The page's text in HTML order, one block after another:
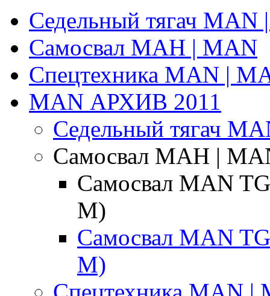
Седельный тягач
Самосвал МАН | MAN
Спецтехника MAN |
MAN АРХИВ 2011
Седельный тягач
Самосвал МАН |
Самосвал MAN
М)
Самосвал MAN
М)